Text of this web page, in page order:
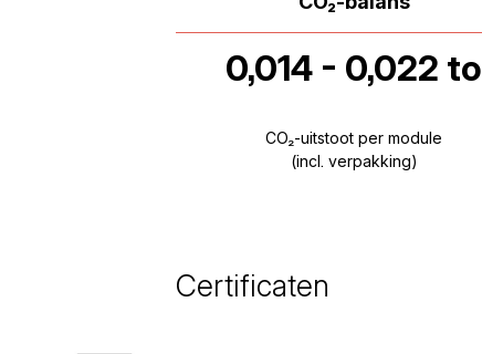
0,014 - 0,022 to
CO₂-uitstoot per module
(incl. verpakking)
Certificaten